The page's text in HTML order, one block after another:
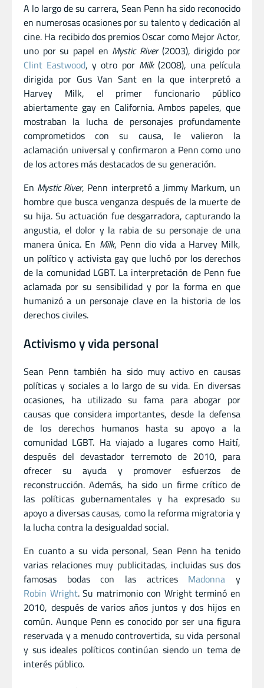
A lo largo de su carrera, Sean Penn ha sido reconocido
en numerosas ocasiones por su talento y dedicación al
cine. Ha recibido dos premios Oscar como Mejor Actor,
uno por su papel en Mystic River(2003), dirigido por
Clint Eastwood, y otro por Milk(2008), una película
dirigida por Gus Van Sant en la que interpretó a
Harvey Milk, el primer funcionario público
abiertamente gay en California. Ambos papeles, que
mostraban la lucha de personajes profundamente
comprometidos con su causa, le valieron la
aclamación universal y confirmaron a Penn como uno
de los actores más destacados de su generación.
En Mystic River, Penn interpretó a Jimmy Markum, un
hombre que busca venganza después de la muerte de
su hija. Su actuación fue desgarradora, capturando la
angustia, el dolor y la rabia de su personaje de una
manera única. En Milk, Penn dio vida a Harvey Milk,
un político y activista gay que luchó por los derechos
de la comunidad LGBT. La interpretación de Penn fue
aclamada por su sensibilidad y por la forma en que
humanizó a un personaje clave en la historia de los
derechos civiles.
Activismo y vida personal
Sean Penn también ha sido muy activo en causas
políticas y sociales a lo largo de su vida. En diversas
ocasiones, ha utilizado su fama para abogar por
causas que considera importantes, desde la defensa
de los derechos humanos hasta su apoyo a la
comunidad LGBT. Ha viajado a lugares como Haití,
después del devastador terremoto de 2010, para
ofrecer su ayuda y promover esfuerzos de
reconstrucción. Además, ha sido un firme crítico de
las políticas gubernamentales y ha expresado su
apoyo a diversas causas, como la reforma migratoria y
la lucha contra la desigualdad social.
En cuanto a su vida personal, Sean Penn ha tenido
varias relaciones muy publicitadas, incluidas sus dos
famosas bodas con las actrices Madonna y
Robin Wright. Su matrimonio con Wright terminó en
2010, después de varios años juntos y dos hijos en
común. Aunque Penn es conocido por ser una figura
reservada y a menudo controvertida, su vida personal
y sus ideales políticos continúan siendo un tema de
interés público.